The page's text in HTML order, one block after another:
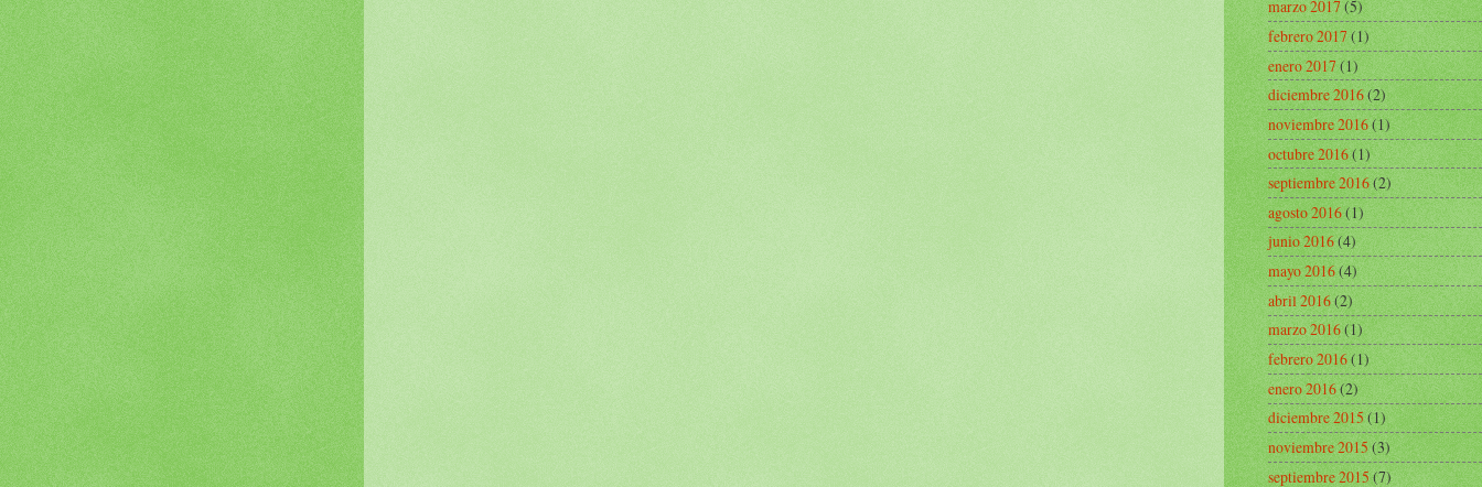
marzo 2017(5)
febrero 2017(1)
enero 2017(1)
diciembre 2016(2)
noviembre 2016(1)
octubre 2016(1)
septiembre 2016(2)
agosto 2016(1)
junio 2016(4)
mayo 2016(4)
abril 2016(2)
marzo 2016(1)
febrero 2016(1)
enero 2016(2)
diciembre 2015(1)
noviembre 2015(3)
septiembre 2015(7)